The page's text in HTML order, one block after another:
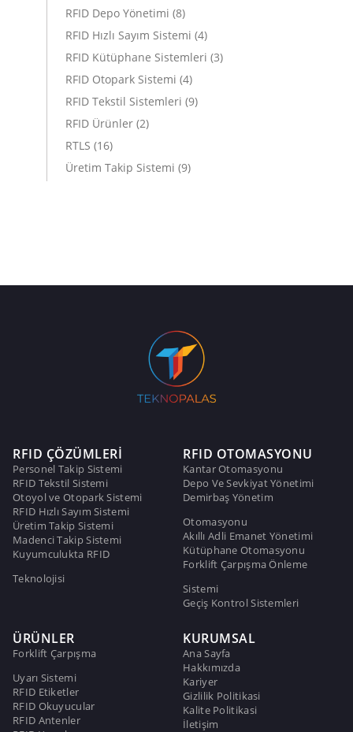
RFID Depo Yönetimi (8)
RFID Hızlı Sayım Sistemi (4)
RFID Kütüphane Sistemleri (3)
RFID Otopark Sistemi (4)
RFID Tekstil Sistemleri (9)
RFID Ürünler (2)
RTLS (16)
Üretim Takip Sistemi (9)
RFID ÇÖZÜMLERİ
Personel Takip Sistemi
RFID Tekstil Sistemi
Otoyol ve Otopark Sistemi
RFID Hızlı Sayım Sistemi
Üretim Takip Sistemi
Madenci Takip Sistemi
Kuyumculukta RFID
Teknolojisi
RFID OTOMASYONU
Kantar Otomasyonu
Depo Ve Sevkiyat Yönetimi
Demirbaş Yönetim
Otomasyonu
Akıllı Adli Emanet Yönetimi
Kütüphane Otomasyonu
Forklift Çarpışma Önleme
Sistemi
Geçiş Kontrol Sistemleri
ÜRÜNLER
Forklift Çarpışma
Uyarı Sistemi
RFID Etiketler
RFID Okuyucular
RFID Antenler
KURUMSAL
Ana Sayfa
Hakkımızda
Kariyer
Gizlilik Politikasi
Kalite Politikasi
İletişim